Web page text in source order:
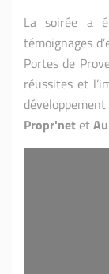
La soirée a
témoignages
Portes de
réussites et
Propr'net et